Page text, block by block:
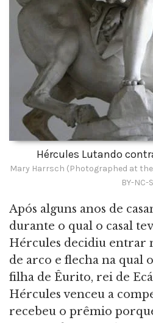
Hércules Lutando
Mary Harrsch (Photographed at the
BY-NC-
Após alguns anos de
durante o qual o casal
Hércules decidiu entrar
de arco e flecha na qual
filha de Êurito, rei de
Hércules venceu a
recebeu o prêmio